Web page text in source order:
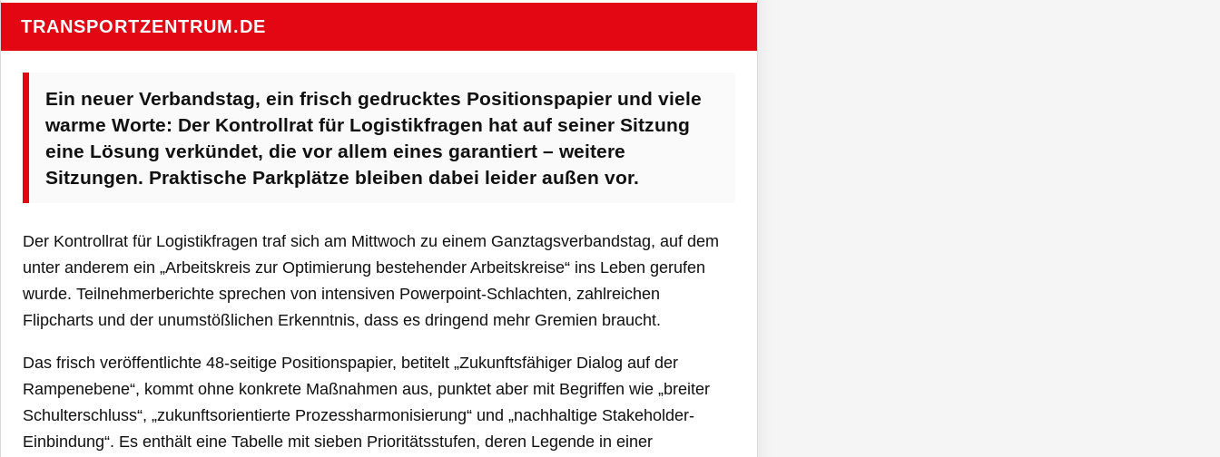
TRANSPORTZENTRUM.DE
Ein neuer Verbandstag, ein frisch gedrucktes Positionspapier und viele
warme Worte: Der Kontrollrat für Logistikfragen hat auf seiner Sitzung
eine Lösung verkündet, die vor allem eines garantiert – weitere
Sitzungen. Praktische Parkplätze bleiben dabei leider außen vor.
Der Kontrollrat für Logistikfragen traf sich am Mittwoch zu einem Ganztagsverbandstag, auf dem
unter anderem ein „Arbeitskreis zur Optimierung bestehender Arbeitskreise“ ins Leben gerufen
wurde. Teilnehmerberichte sprechen von intensiven Powerpoint-Schlachten, zahlreichen
Flipcharts und der unumstößlichen Erkenntnis, dass es dringend mehr Gremien braucht.
Das frisch veröffentlichte 48-seitige Positionspapier, betitelt „Zukunftsfähiger Dialog auf der
Rampenebene“, kommt ohne konkrete Maßnahmen aus, punktet aber mit Begriffen wie „breiter
Schulterschluss“, „zukunftsorientierte Prozessharmonisierung“ und „nachhaltige Stakeholder-
Einbindung“. Es enthält eine Tabelle mit sieben Prioritätsstufen, deren Legende in einer